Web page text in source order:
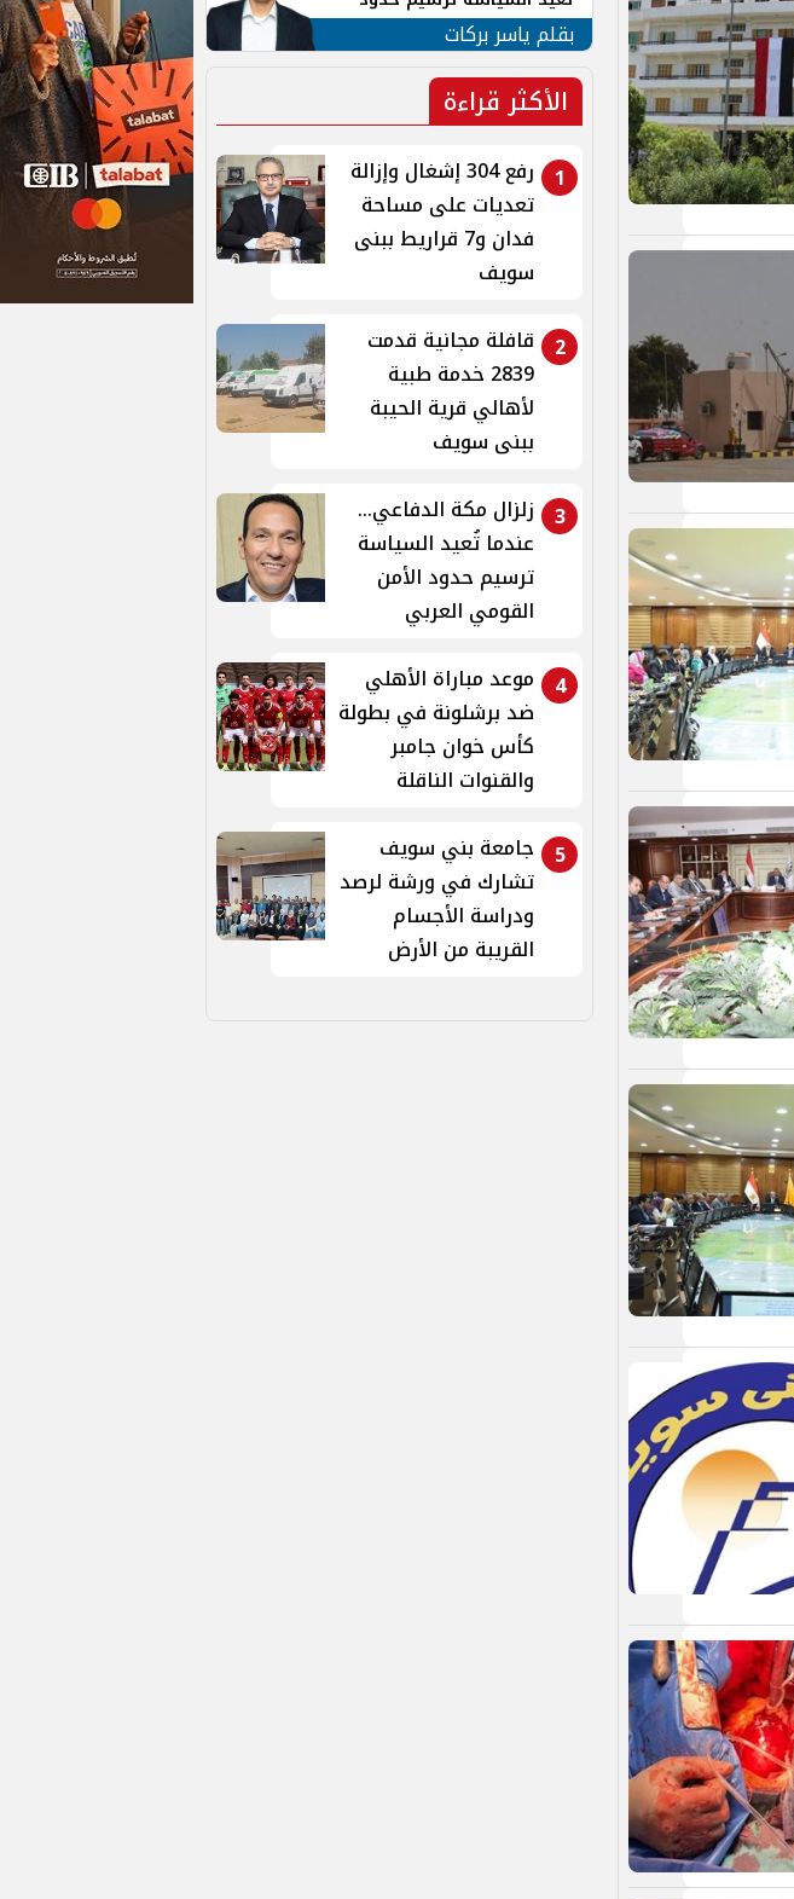
الأمن القومي العربي
بقلم ياسر بركات
الأكثر قراءة
1
رفع 304 إشغال وإزالة
تعديات على مساحة
فدان و7 قراريط ببنى
سويف
2
قافلة مجانية قدمت
2839 خدمة طبية
لأهالي قرية الحيبة
ببنى سويف
3 زلزال مكة الدفاعي...
عندما تُعيد السياسة
ترسيم حدود الأمن
القومي العربي
4
موعد مباراة الأهلي
ضد برشلونة في بطولة
كأس خوان جامبر
والقنوات الناقلة
5
جامعة بني سويف
تشارك في ورشة لرصد
ودراسة الأجسام
القريبة من الأرض